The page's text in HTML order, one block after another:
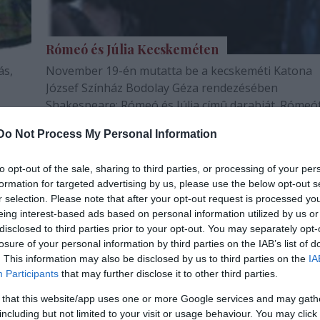
Not Process My Personal Information
opt-out of the sale, sharing to third parties, or processing of your
for targeted advertising by us, please use the below opt-out
selection. Please note that after your opt-out request is processed
interest-based ads based on personal information utilized by us
to third parties prior to your opt-out. You may separately
of your personal information by third parties on the IAB’s list of
This information may also be disclosed by us to third parties on the
Participants that may further disclose it to other third parties.
that this website/app uses one or more Google services and may
but not limited to your visit or usage behaviour. You may
világ
Rómeó és Júlia Kecskeméten
November 19-én mutatta be a kecskeméti Katona
József Színház Bodolay Géza rendezésében
Shakespeare: Rómeó és Júlia címû darabját.
Újra indul a Bárka Filmklub